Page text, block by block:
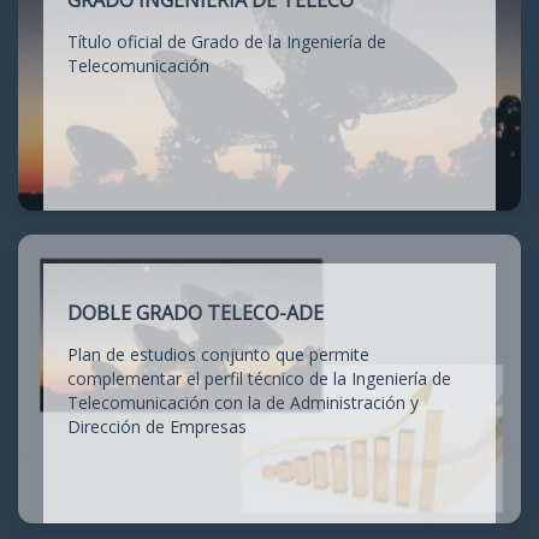
Título oficial de Grado de la Ingeniería de
Telecomunicación
DOBLE GRADO TELECO-ADE
Plan de estudios conjunto que permite
complementar el perfil técnico de la Ingeniería de
Telecomunicación con la de Administración y
Dirección de Empresas